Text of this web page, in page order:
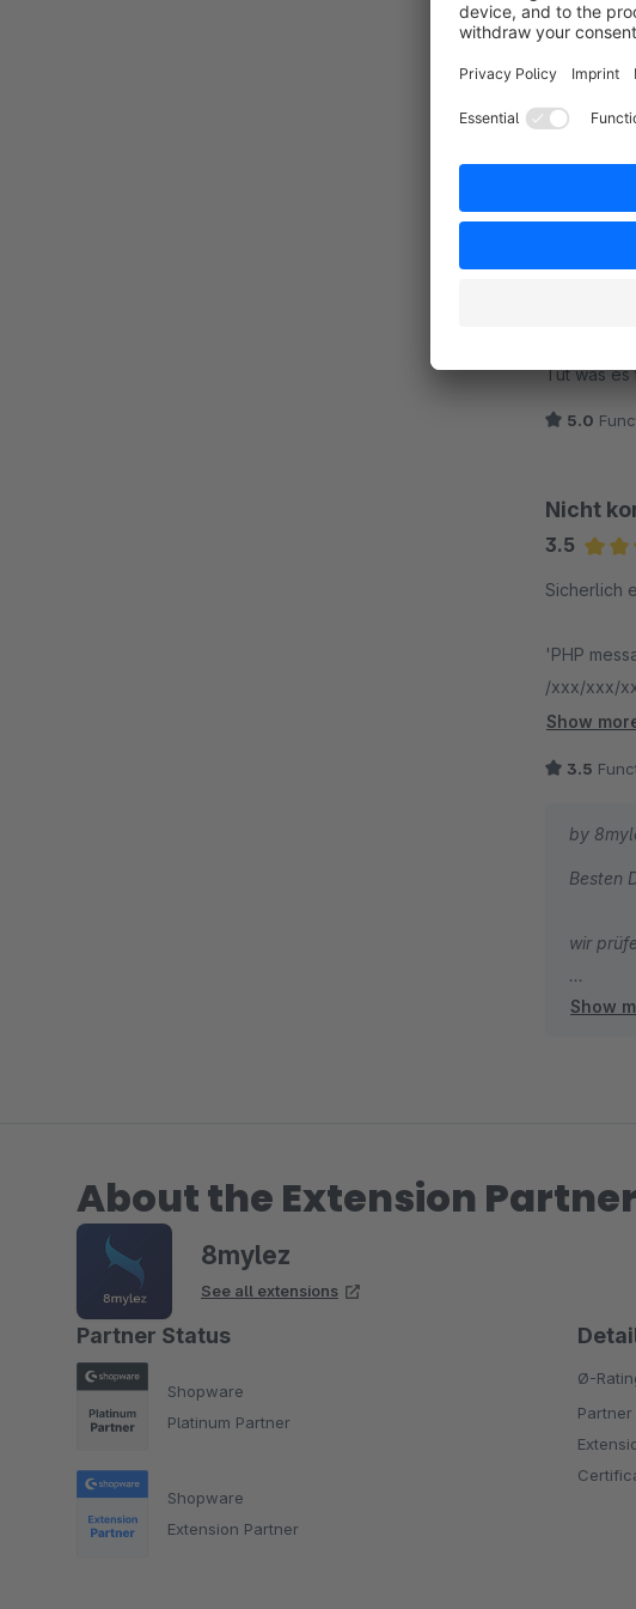
Macht
Tut was es
5.0
Nicht
3.5
Sicherlich
'PHP
/xxx/xxx/
encoded
Unter
- Auf dem
den
-
Ich hoffe,
Show
3.5
by
Besten
wir
Liebe
Show
About the Extension Partner
8mylez
See all extensions
Partner Status
Shopware
Platinum Partner
Shopware
Extension Partner
Ø-